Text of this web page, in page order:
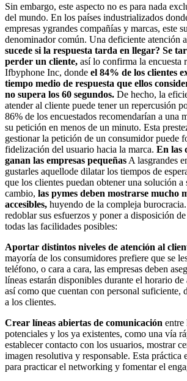
Sin embargo, este aspecto no es para nada
del mundo. En los países industrializados
empresas ygrandes compañías y marcas, este
denominador común. Una deficiente atención
sucede si la respuesta tarda en llegar? Se
perder un cliente, así lo confirma la encuesta
Ifbyphone Inc, donde el 84% de los clientes
tiempo medio de respuesta que ellos
no supera los 60 segundos. De hecho, la
atender al cliente puede tener un repercusión
86% de los encuestados recomendarían a una
su petición en menos de un minuto. Esta
gestionar la petición de un consumidor puede
fidelización del usuario hacia la marca. En las
ganan las empresas pequeñas A lasgrandes
gustarles aquellode dilatar los tiempos de
que los clientes puedan obtener una solución a
cambio, las pymes deben mostrarse mucho
accesibles, huyendo de la compleja
redoblar sus esfuerzos y poner a disposición
todas las facilidades posibles:
Aportar distintos niveles de atención al
mayoría de los consumidores prefiere que se
teléfono, o cara a cara, las empresas deben
líneas estarán disponibles durante el horario
así como que cuentan con personal suficiente,
a los clientes.
Crear líneas abiertas de comunicación entre
potenciales y los ya existentes, como una vía
establecer contacto con los usuarios, mostrar
imagen resolutiva y responsable. Esta práctica
para practicar el networking y fomentar el